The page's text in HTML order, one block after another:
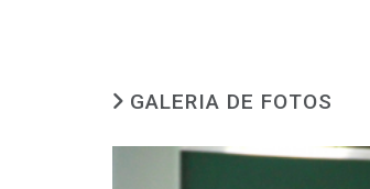
GALERIA DE FOTOS